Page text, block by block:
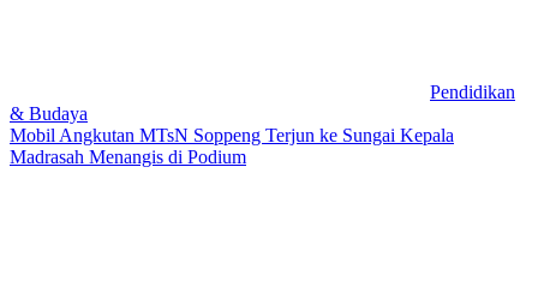
Pendidikan
& Budaya
Mobil Angkutan MTsN Soppeng Terjun ke Sungai Kepala
Madrasah Menangis di Podium